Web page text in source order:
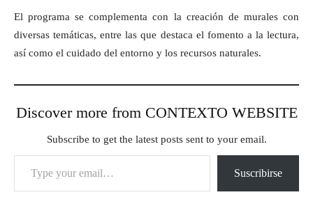
El programa se complementa con la creación de murales con
diversas temáticas, entre las que destaca el fomento a la lectura,
así como el cuidado del entorno y los recursos naturales.
Discover more from CONTEXTO WEBSITE
Subscribe to get the latest posts sent to your email.
Type your email…
Suscribirse